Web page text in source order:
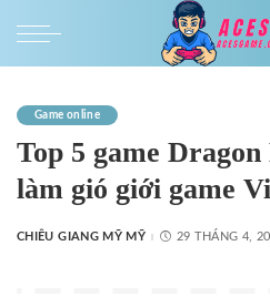
Game online
Top 5 game
làm gió giới game
CHIÊU GIANG MỸ MỸ 29 THÁNG 4,